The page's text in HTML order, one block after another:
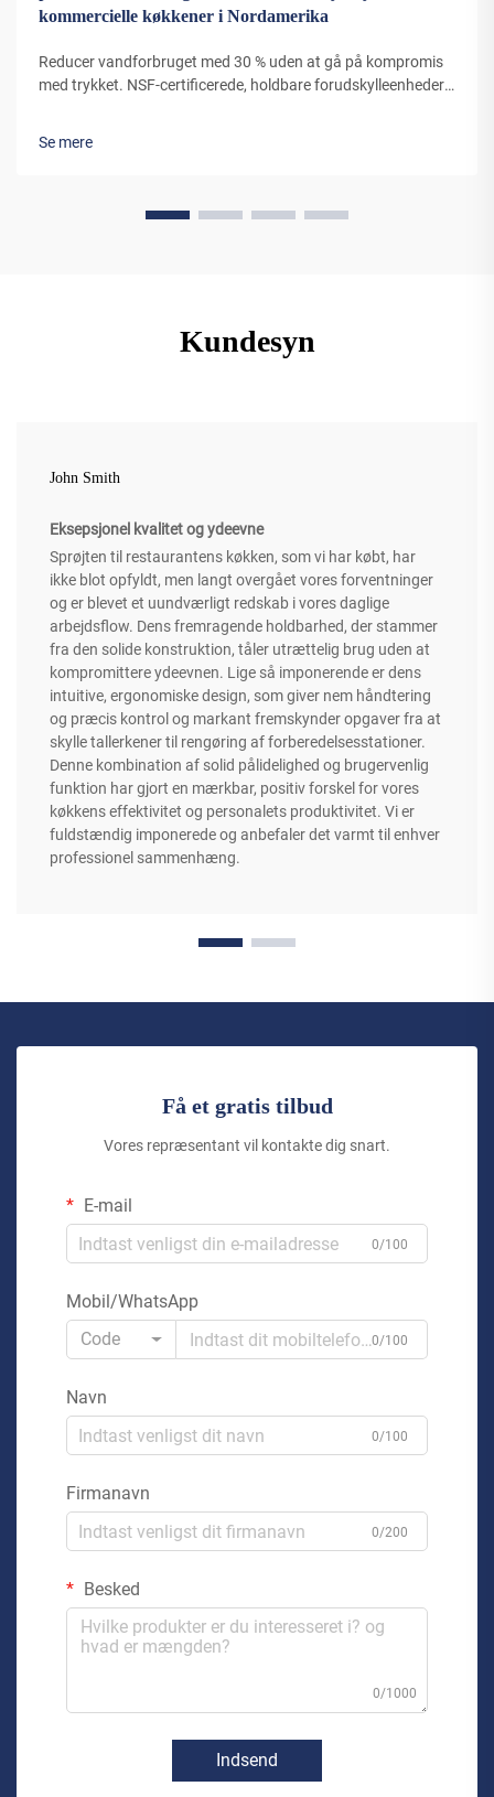
kommercielle køkkener i Nordamerika
Reducer vandforbruget med 30 % uden at gå på kompromis
med trykket. NSF-certificerede, holdbare forudskylleenheder
Se mere
Kundesyn
John Smith
Eksepsjonel kvalitet og ydeevne
Sprøjten til restaurantens køkken, som vi har købt, har
ikke blot opfyldt, men langt overgået vores forventninger
og er blevet et uundværligt redskab i vores daglige
arbejdsflow. Dens fremragende holdbarhed, der stammer
fra den solide konstruktion, tåler utrættelig brug uden at
kompromittere ydeevnen. Lige så imponerende er dens
intuitive, ergonomiske design, som giver nem håndtering
og præcis kontrol og markant fremskynder opgaver fra at
skylle tallerkener til rengøring af forberedelsesstationer.
Denne kombination af solid pålidelighed og brugervenlig
funktion har gjort en mærkbar, positiv forskel for vores
køkkens effektivitet og personalets produktivitet. Vi er
fuldstændig imponerede og anbefaler det varmt til enhver
professionel sammenhæng.
Få et gratis tilbud
Vores repræsentant vil kontakte dig snart.
E-mail
0/100
Mobil/WhatsApp
Code
0/100
Navn
0/100
Firmanavn
0/200
Besked
0/1000
Indsend